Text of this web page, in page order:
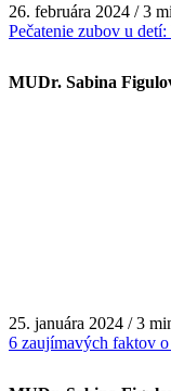
26. februára 2024 / 3
Pečatenie zubov u
MUDr. Sabina
25. januára 2024 / 3
6 zaujímavých faktov